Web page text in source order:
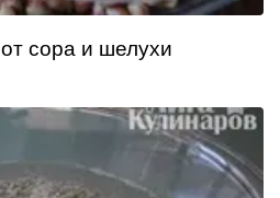
сора и шелухи